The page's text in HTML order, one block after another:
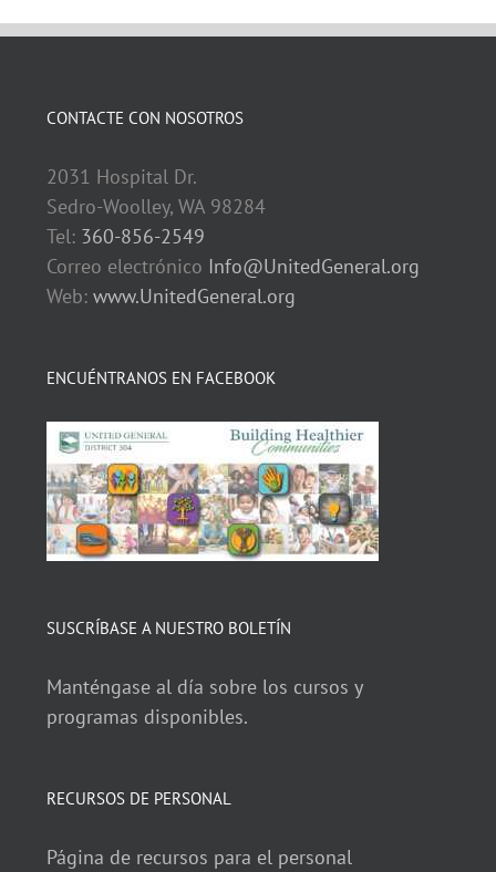
CONTACTE CON NOSOTROS
2031 Hospital Dr.
Sedro-Woolley, WA 98284
Tel: 360-856-2549
Correo electrónico Info@UnitedGeneral.org
Web:www.UnitedGeneral.org
ENCUÉNTRANOS EN FACEBOOK
SUSCRÍBASE A NUESTRO BOLETÍN
Manténgase al día sobre los cursos y
programas disponibles.
RECURSOS DE PERSONAL
Página de recursos para el personal